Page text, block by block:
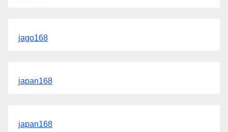
jago168
japan168
japan168